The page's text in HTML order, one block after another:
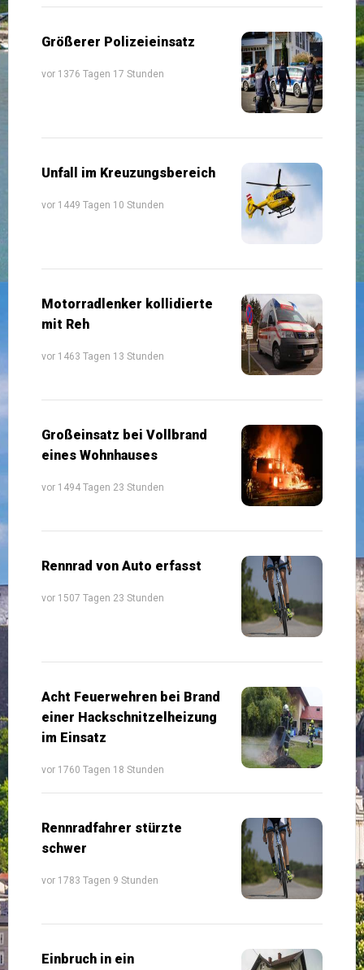
Größerer Polizeieinsatz
vor 1376 Tagen 17 Stunden
Unfall im Kreuzungsbereich
vor 1449 Tagen 10 Stunden
Motorradlenker kollidierte
mit Reh
vor 1463 Tagen 13 Stunden
Großeinsatz bei Vollbrand
eines Wohnhauses
vor 1494 Tagen 23 Stunden
Rennrad von Auto erfasst
vor 1507 Tagen 23 Stunden
Acht Feuerwehren bei Brand
einer Hackschnitzelheizung
im Einsatz
vor 1760 Tagen 18 Stunden
Rennradfahrer stürzte
schwer
vor 1783 Tagen 9 Stunden
Einbruch in ein